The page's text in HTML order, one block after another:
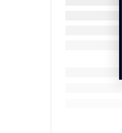
devrait se
changement
marché de